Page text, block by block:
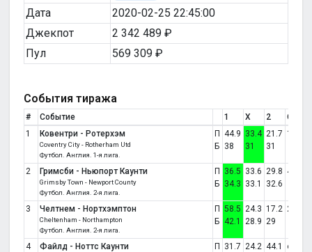
Дата
2020-02-25 22:45:00
Джекпот
2 342 489 ₽
Пул
569 309 ₽
События тиража
# Событие 1 X 2
Счет
1
Ковентри - Ротерхэм
Coventry City - Rotherham Utd
Футбол. Англия. 1-я лига.
П
Б
44.9
38
33.4
31
21.7
31
1:1
2 Гримсби - Ньюпорт Каунти
Grimsby Town - Newport County
Футбол. Англия. 2-я лига.
П
Б
36.5
34.3
33.6
33.1
29.8
32.6
4:2
3 Челтнем - Нортхэмптон
Cheltenham - Northampton
Футбол. Англия. 2-я лига.
П
Б
58.5
42.1
24.3
28.9
17.2
29
2:1
4 Файлд - Ноттс Каунти
П
31.7 24.2 44.1